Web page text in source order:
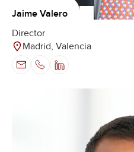
Jaime Valero
Director
Madrid, Valencia